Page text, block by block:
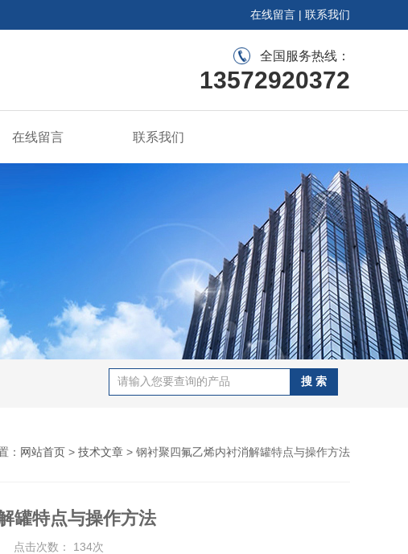
在线留言 | 联系我们
全国服务热线：
13572920372
在线留言 联系我们
： 网站首页 > 技术文章 > 钢衬聚四氟乙烯内衬消解罐特点与操作方法
罐特点与操作方法
点击次数： 134次